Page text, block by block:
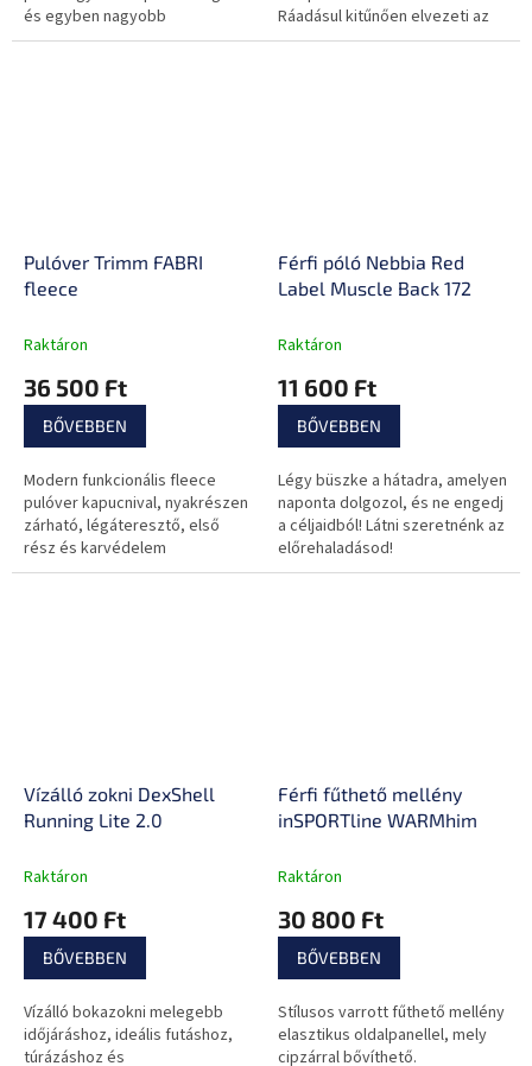
és egyben nagyobb
rugalmasságát.
Ráadásul kitűnően elvezeti az
izzadtságot, és alkalmazkodik
Pulóver Trimm FABRI
fleece
Raktáron
36 500 Ft
BŐVEBBEN
Modern funkcionális fleece
pulóver kapucnival, nyakrészen
zárható, légáteresztő, első
rész és karvédelem
Férfi póló Nebbia Red
Label Muscle Back 172
Raktáron
11 600 Ft
BŐVEBBEN
Légy büszke a hátadra, amelyen
naponta dolgozol, és ne engedj
a céljaidból! Látni szeretnénk az
előrehaladásod!
Vízálló zokni DexShell
Running Lite 2.0
Raktáron
17 400 Ft
BŐVEBBEN
Vízálló bokazokni melegebb
időjáráshoz, ideális futáshoz,
túrázáshoz és
Férfi fűthető mellény
inSPORTline WARMhim
Raktáron
30 800 Ft
BŐVEBBEN
Stílusos varrott fűthető mellény
elasztikus oldalpanellel, mely
cipzárral bővíthető.